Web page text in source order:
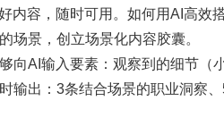
内容，随时可用。如何用AI高效搭
场景，创立场景化内容胶囊。
向AI输入要素：观察到的细节（
输出：3条结合场景的职业洞察